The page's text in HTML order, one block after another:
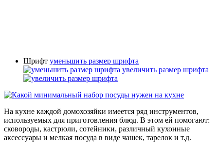
Шрифт уменьшить размер шрифта
увеличить размер шрифта
На кухне каждой домохозяйки имеется ряд инструментов,
используемых для приготовления блюд. В этом ей помогают:
сковороды, кастрюли, сотейники, различный кухонные
аксессуары и мелкая посуда в виде чашек, тарелок и т.д.